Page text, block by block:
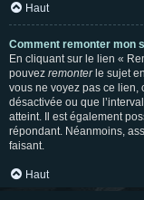
Haut
Comment remonter mon
En cliquant sur le lien «
pouvez remonterle sujet
vous ne voyez pas ce lien,
désactivée ou que
atteint. Il est également
répondant. Néanmoins,
faisant.
Haut